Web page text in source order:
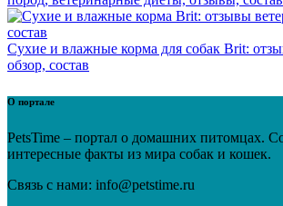
Сухие и влажные корма для собак Brit:
обзор, состав
О портале
PetsTime – портал о домашних питомцах.
интересные факты из мира собак и кошек.
Связь с нами: info@petstime.ru